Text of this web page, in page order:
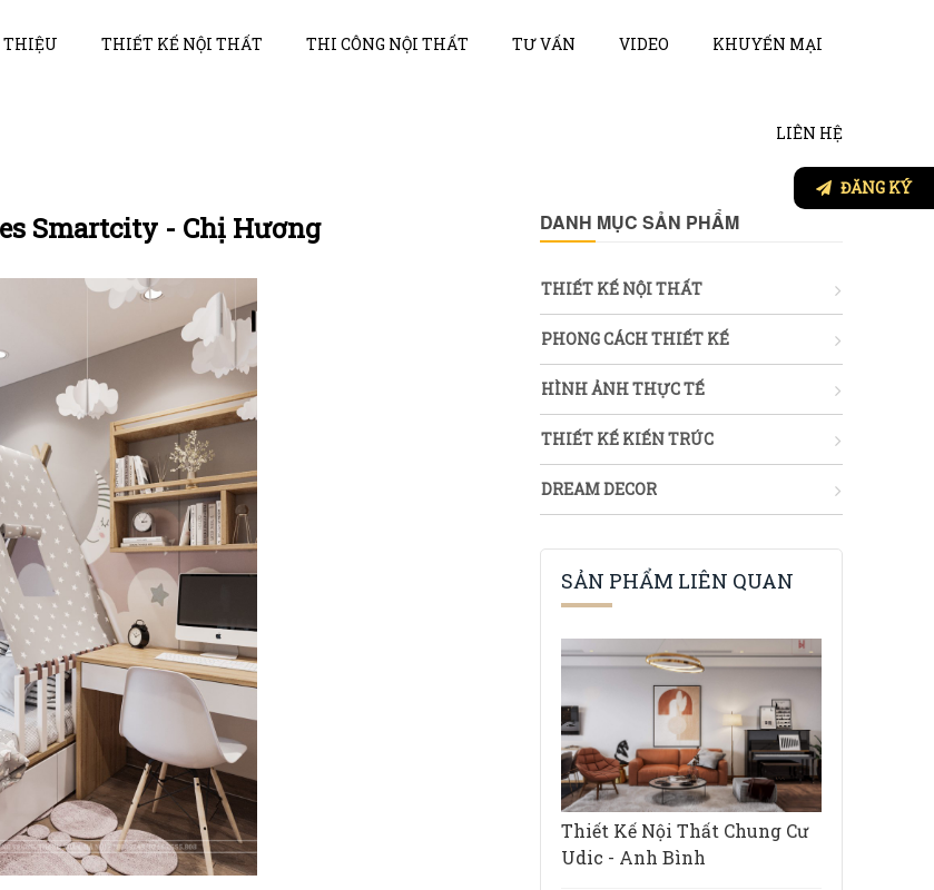
THIỆU THIẾT KẾ NỘI THẤT THI CÔNG NỘI THẤT TƯ VẤN VIDEO KHUYẾN MẠI
LIÊN HỆ
Smartcity - Chị Hương DANH MỤC SẢN PHẨM
THIẾT KẾ NỘI THẤT
PHONG CÁCH THIẾT KẾ
HÌNH ẢNH THỰC TẾ
THIẾT KẾ KIẾN TRÚC
DREAM DECOR
SẢN PHẨM LIÊN QUAN
Thiết Kế Nội Thất Chung Cư
Udic - Anh Bình
ĐĂNG KÝ